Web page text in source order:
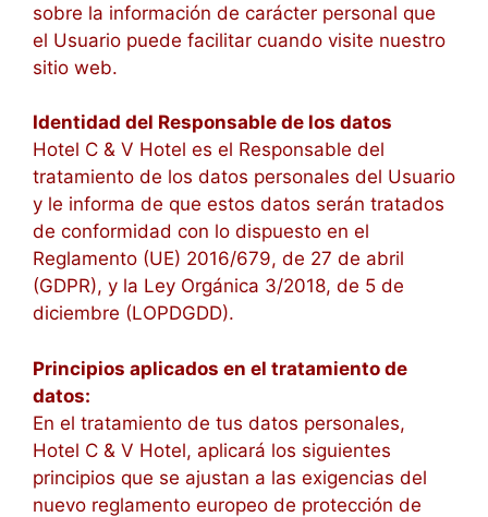
sobre la información de carácter personal que
el Usuario puede facilitar cuando visite nuestro
sitio web.
Identidad del Responsable de los datos
Hotel C & V Hotel es el Responsable del
tratamiento de los datos personales del Usuario
y le informa de que estos datos serán tratados
de conformidad con lo dispuesto en el
Reglamento (UE) 2016/679, de 27 de abril
(GDPR), y la Ley Orgánica 3/2018, de 5 de
diciembre (LOPDGDD).
Principios aplicados en el tratamiento de
datos:
En el tratamiento de tus datos personales,
Hotel C & V Hotel, aplicará los siguientes
principios que se ajustan a las exigencias del
nuevo reglamento europeo de protección de